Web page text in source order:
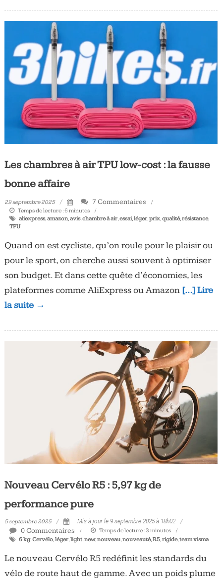
Les chambres à air TPU low-cost : la fausse
bonne affaire
29 septembre 2025 7 Commentaires
Temps de lecture :6 minutes
aliexpress,amazon,avis,chambre à air,essai,léger,prix,qualité,résistance,
TPU
Quand on est cycliste, qu’on roule pour le plaisir ou
pour le sport, on cherche aussi souvent à optimiser
son budget. Et dans cette quête d’économies, les
plateformes comme AliExpress ou Amazon […] Lire
la suite →
Nouveau Cervélo R5 : 5,97 kg de
performance pure
5 septembre 2025 Mis à jour le 9 septembre 2025 à 18h02
0 Commentaires Temps de lecture :3 minutes
6 kg,Cervélo,léger,light,new,nouveau,nouveauté,R5,rigide,team visma
Le nouveau Cervélo R5 redéfinit les standards du
vélo de route haut de gamme. Avec un poids plume